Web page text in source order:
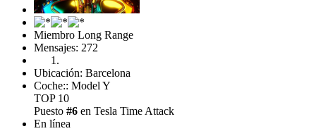
Miembro Long Range
Mensajes: 272
Ubicación: Barcelona
Coche:: Model Y
TOP 10
Puesto #6 en Tesla Time Attack
En línea